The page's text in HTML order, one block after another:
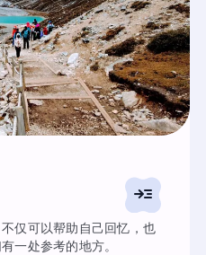
read_more
仅可以帮助自己回忆，也
一处参考的地方。